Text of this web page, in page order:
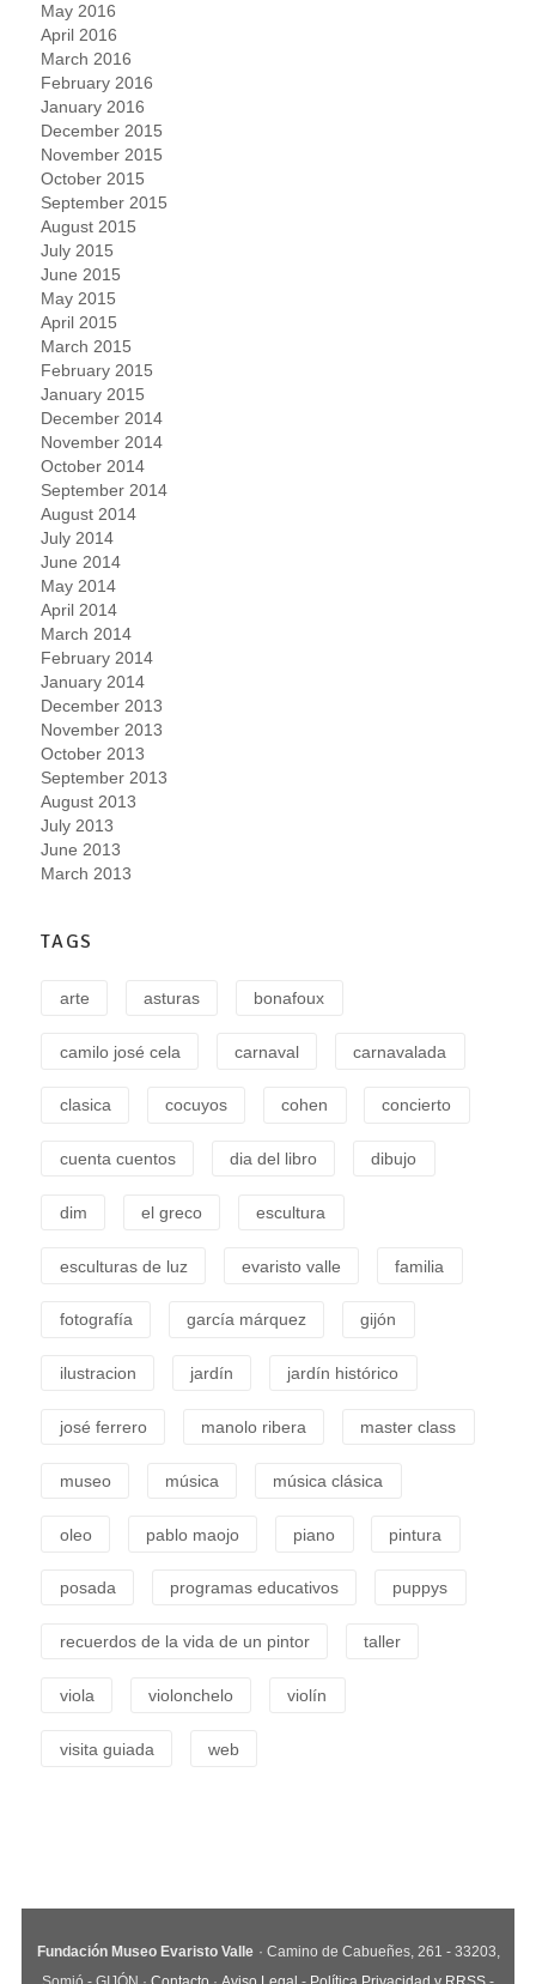
May 2016
April 2016
March 2016
February 2016
January 2016
December 2015
November 2015
October 2015
September 2015
August 2015
July 2015
June 2015
May 2015
April 2015
March 2015
February 2015
January 2015
December 2014
November 2014
October 2014
September 2014
August 2014
July 2014
June 2014
May 2014
April 2014
March 2014
February 2014
January 2014
December 2013
November 2013
October 2013
September 2013
August 2013
July 2013
June 2013
March 2013
TAGS
arte asturas bonafoux
camilo josé cela carnaval carnavalada
clasica cocuyos cohen concierto
cuenta cuentos dia del libro dibujo
dim el greco escultura
esculturas de luz evaristo valle familia
fotografía garcía márquez gijón
ilustracion jardín jardín histórico
josé ferrero manolo ribera master class
museo música música clásica
oleo pablo maojo piano pintura
posada programas educativos puppys
recuerdos de la vida de un pintor taller
viola violonchelo violín
visita guiada web
Fundación Museo Evaristo Valle · Camino de Cabueñes, 261 - 33203,